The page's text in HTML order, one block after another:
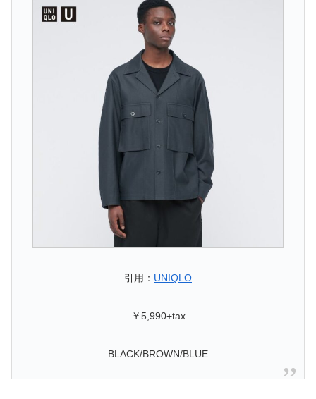
引用： UNIQLO
￥5,990+tax
BLACK/BROWN/BLUE